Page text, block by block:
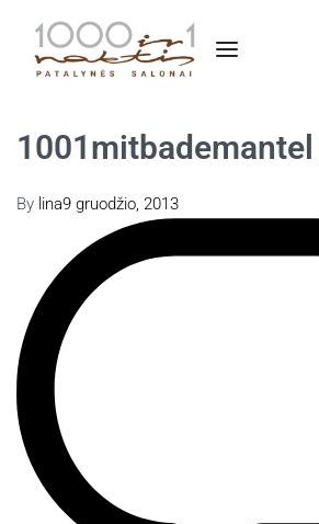
1001mitbademantel
By lina9 gruodžio, 2013